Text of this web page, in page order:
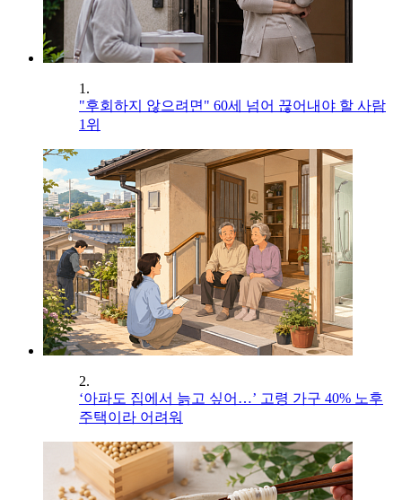
1.
"후회하지 않으려면" 60세 넘어 끊어내야 할 사람
1위
2.
‘아파도 집에서 늙고 싶어…’ 고령 가구 40% 노후
주택이라 어려워